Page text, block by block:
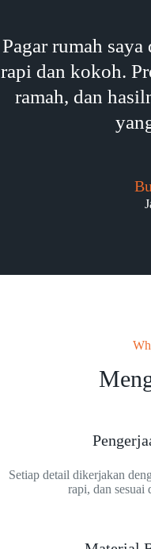
Pagar rumah
rapi dan kokoh.
ramah, dan
Setiap detail dikerjakan
rapi, dan sesuai